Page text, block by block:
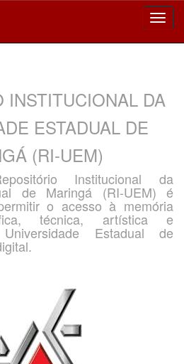
INSTITUCIONAL DA
ESTADUAL DE
(RI-UEM)
Institucional da
de Maringá (RI-UEM) é
o acesso à memória
técnica, artística e
Estadual de